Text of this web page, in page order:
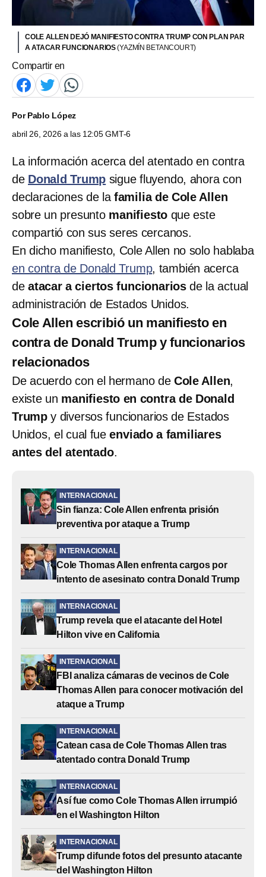
COLE ALLEN DEJÓ MANIFIESTO CONTRA TRUMP CON PLAN PAR
A ATACAR FUNCIONARIOS(YAZMÍN BETANCOURT)
Compartir en
PorPablo López
abril 26, 2026 a las 12:05 GMT-6
La información acerca del atentado en contra
de Donald Trump sigue fluyendo, ahora con
declaraciones de la familia de Cole Allen
sobre un presunto manifiesto que este
compartió con sus seres cercanos.
En dicho manifiesto, Cole Allen no solo hablaba
en contra de Donald Trump, también acerca
deatacar a ciertos funcionarios de la actual
administración de Estados Unidos.
Cole Allen escribió un manifiesto en
contra de Donald Trump y funcionarios
relacionados
De acuerdo con el hermano de Cole Allen,
existe un manifiesto en contra de Donald
Trumpy diversos funcionarios de Estados
Unidos, el cual fueenviado a familiares
antes del atentado.
INTERNACIONAL
Sin fianza: Cole Allen enfrenta prisión
preventiva por ataque a Trump
INTERNACIONAL
Cole Thomas Allen enfrenta cargos por
intento de asesinato contra Donald Trump
INTERNACIONAL
Trump revela que el atacante del Hotel
Hilton vive en California
INTERNACIONAL
FBI analiza cámaras de vecinos de Cole
Thomas Allen para conocer motivación del
ataque a Trump
INTERNACIONAL
Catean casa de Cole Thomas Allen tras
atentado contra Donald Trump
INTERNACIONAL
Así fue como Cole Thomas Allen irrumpió
en el Washington Hilton
INTERNACIONAL
Trump difunde fotos del presunto atacante
del Washington Hilton